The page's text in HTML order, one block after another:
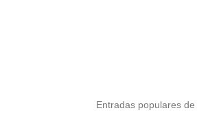
iEntradas populares